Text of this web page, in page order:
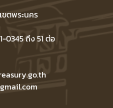
ตพระนคร
0345 ถึง 51 ต่อ